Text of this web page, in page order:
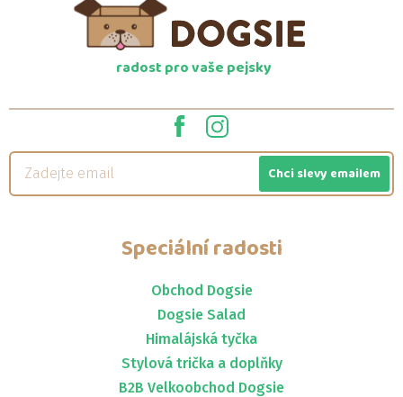
radost pro vaše pejsky
Chci slevy emailem
Speciální radosti
Obchod Dogsie
Dogsie Salad
Himalájská tyčka
Stylová trička a doplňky
B2B Velkoobchod Dogsie